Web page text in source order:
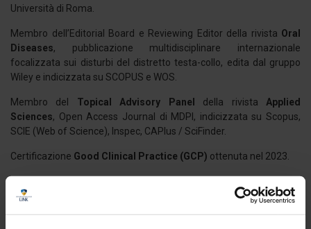
Università di Roma.
Membro dell’Editorial Board e Reviewing Editor della rivista Oral
Diseases, pubblicazione multidisciplinare internazionale
focalizzata sui disturbi del distretto testa-collo, edita dal gruppo
Wiley e indicizzata su SCOPUS e WOS.
Membro del Topical Advisory Panel della rivista Applied
Sciences, Open Access Journal di MDPI, indicizzata su Scopus,
SCIE (Web of Science), Inspec, CAPlus / SciFinder.
Certificazione Good Clinical Practice (GCP) ottenuta nel 2023.
particolare focus su: